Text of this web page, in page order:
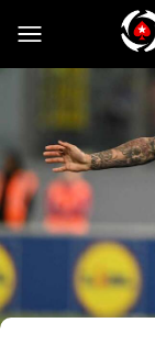
Vai al contenuto